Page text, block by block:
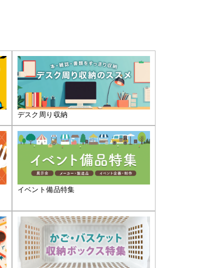
デスク周り収納
イベント備品特集